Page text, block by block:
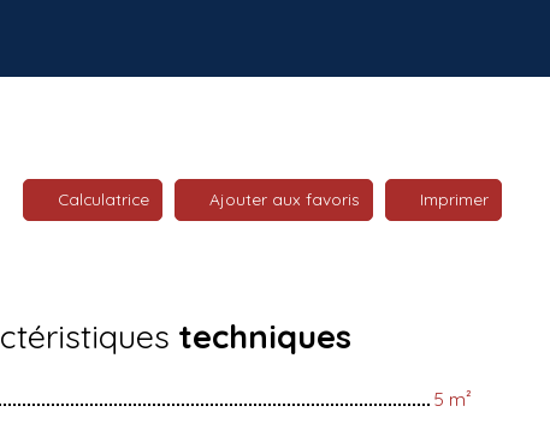
Calculatrice Ajouter aux favoris Imprimer
techniques
5 m²